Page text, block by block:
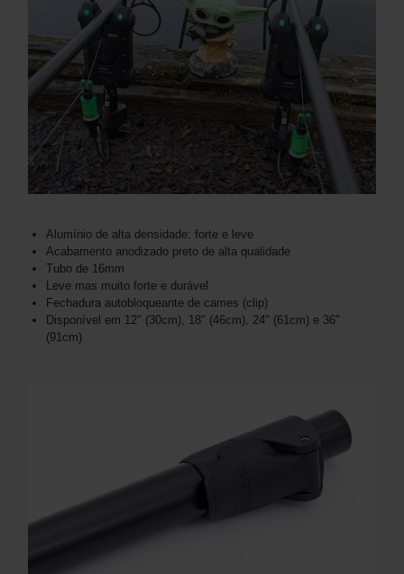
Alumínio de alta densidade: forte e leve
Acabamento anodizado preto de alta qualidade
Tubo de 16mm
Leve mas muito forte e durável
Fechadura autobloqueante de cames (clip)
Disponível em 12" (30cm), 18" (46cm), 24" (61cm) e 36"
(91cm)